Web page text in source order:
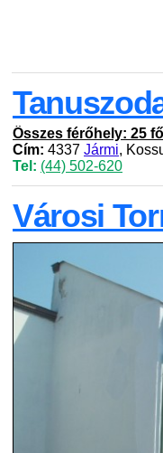
Összes férőhely: 25 fő
Cím: 4337 Jármi,
Tel: (44) 502-620
Városi